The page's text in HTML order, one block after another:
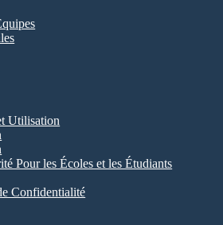
Utilisation
Pour les Écoles et les Étudiants
Confidentialité